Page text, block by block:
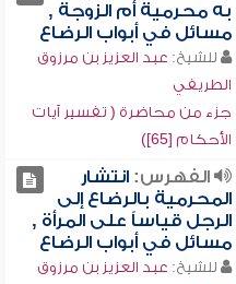
به محرمية أم الزوجة ,
مسائل في أبواب الرضاع
للشيخ: عبد العزيز بن مرزوق
الطريفي
جزء من محاضرة ( تفسير آيات
الأحكام [65])
الفهرس:انتشار
المحرمية بالرضاع إلى
الرجل قياساً على المرأة ,
مسائل في أبواب الرضاع
للشيخ: عبد العزيز بن مرزوق